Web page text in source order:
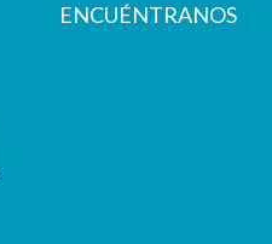
ENCUÉNTRANOS